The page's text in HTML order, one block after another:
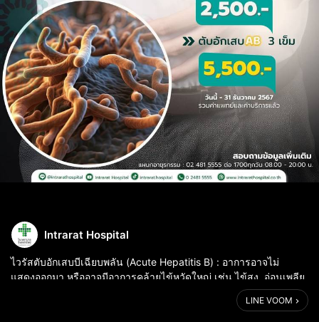
Intrarat Hospital
ไวรัสตับอักเสบบีเฉียบพลัน (Acute Hepatitis B) : อาการอาจไม่
แสดงออกมา หรืออาจมีอาการคล้ายไข้หวัดใหญ่ เช่น ไข้สูง, อ่อนเพลีย,
เบื่ออาหาร, คลื่นไส้, ปวดท้อง, ปัสสาวะสีเข้ม, และดีซ่าน (ตัวเหลืองตา
LINE VOOM